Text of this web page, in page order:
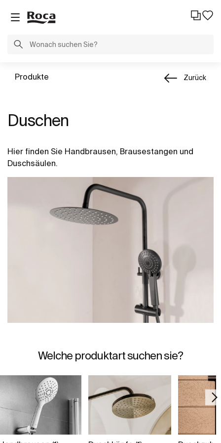
Produkte Zurück
Duschen
Hier finden Sie Handbrausen, Brausestangen und
Duschsäulen.
Welche produktart suchen sie?